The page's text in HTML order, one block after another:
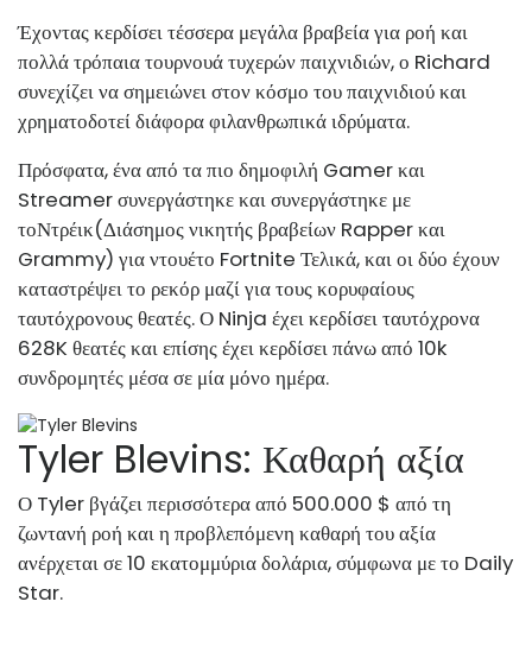
Έχοντας κερδίσει τέσσερα μεγάλα βραβεία για ροή και
πολλά τρόπαια τουρνουά τυχερών παιχνιδιών, ο Richard
συνεχίζει να σημειώνει στον κόσμο του παιχνιδιού και
χρηματοδοτεί διάφορα φιλανθρωπικά ιδρύματα.
Πρόσφατα, ένα από τα πιο δημοφιλή Gamer και
Streamer συνεργάστηκε και συνεργάστηκε με
τοΝτρέικ(Διάσημος νικητής βραβείων Rapper και
Grammy) για ντουέτο Fortnite Τελικά, και οι δύο έχουν
καταστρέψει το ρεκόρ μαζί για τους κορυφαίους
ταυτόχρονους θεατές. Ο Ninja έχει κερδίσει ταυτόχρονα
628K θεατές και επίσης έχει κερδίσει πάνω από 10k
συνδρομητές μέσα σε μία μόνο ημέρα.
Tyler Blevins: Καθαρή αξία
Ο Tyler βγάζει περισσότερα από 500.000 $ από τη
ζωντανή ροή και η προβλεπόμενη καθαρή του αξία
ανέρχεται σε 10 εκατομμύρια δολάρια, σύμφωνα με το Daily
Star.